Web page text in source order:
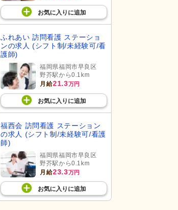
お気に入り に追加
ふれあい 訪問看護 ステーショ
ンの求人 (シフト制/未経験可/看
護師)
福岡県福岡市早良区
野芥駅から0.1km
月給21.3万円
お気に入り に追加
福西会 訪問看護 ステーション
の求人 (シフト制/未経験可/看護
師)
福岡県福岡市早良区
野芥駅から0.1km
月給23.3万円
お気に入り に追加